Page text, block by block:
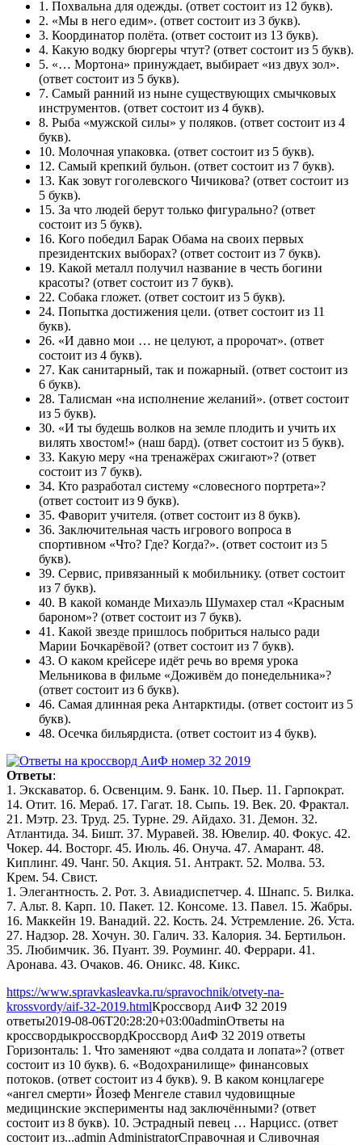
1. Похвальна для одежды. (ответ состоит из 12 букв).
2. «Мы в него едим». (ответ состоит из 3 букв).
3. Координатор полёта. (ответ состоит из 13 букв).
4. Какую водку бюргеры чтут? (ответ состоит из 5 букв).
5. «… Мортона» принуждает, выбирает «из двух зол».
(ответ состоит из 5 букв).
7. Самый ранний из ныне существующих смычковых
инструментов. (ответ состоит из 4 букв).
8. Рыба «мужской силы» у поляков. (ответ состоит из 4
букв).
10. Молочная упаковка. (ответ состоит из 5 букв).
12. Самый крепкий бульон. (ответ состоит из 7 букв).
13. Как зовут гоголевского Чичикова? (ответ состоит из
5 букв).
15. За что людей берут только фигурально? (ответ
состоит из 5 букв).
16. Кого победил Барак Обама на своих первых
президентских выборах? (ответ состоит из 7 букв).
19. Какой металл получил название в честь богини
красоты? (ответ состоит из 7 букв).
22. Собака гложет. (ответ состоит из 5 букв).
24. Попытка достижения цели. (ответ состоит из 11
букв).
26. «И давно мои … не целуют, а пророчат». (ответ
состоит из 4 букв).
27. Как санитарный, так и пожарный. (ответ состоит из
6 букв).
28. Талисман «на исполнение желаний». (ответ состоит
из 5 букв).
30. «И ты будешь волков на земле плодить и учить их
вилять хвостом!» (наш бард). (ответ состоит из 5 букв).
33. Какую меру «на тренажёрах сжигают»? (ответ
состоит из 7 букв).
34. Кто разработал систему «словесного портрета»?
(ответ состоит из 9 букв).
35. Фаворит учителя. (ответ состоит из 8 букв).
36. Заключительная часть игрового вопроса в
спортивном «Что? Где? Когда?». (ответ состоит из 5
букв).
39. Сервис, привязанный к мобильнику. (ответ состоит
из 7 букв).
40. В какой команде Михаэль Шумахер стал «Красным
бароном»? (ответ состоит из 7 букв).
41. Какой звезде пришлось побриться налысо ради
Марии Бочкарёвой? (ответ состоит из 7 букв).
43. О каком крейсере идёт речь во время урока
Мельникова в фильме «Доживём до понедельника»?
(ответ состоит из 6 букв).
46. Самая длинная река Антарктиды. (ответ состоит из 5
букв).
48. Осечка бильярдиста. (ответ состоит из 4 букв).
Ответы:
1. Экскаватор. 6. Освенцим. 9. Банк. 10. Пьер. 11. Гарпократ.
14. Отит. 16. Мераб. 17. Гагат. 18. Сыпь. 19. Век. 20. Фрактал.
21. Мэтр. 23. Труд. 25. Турне. 29. Айдахо. 31. Демон. 32.
Атлантида. 34. Бишт. 37. Муравей. 38. Ювелир. 40. Фокус. 42.
Чокер. 44. Восторг. 45. Июль. 46. Онуча. 47. Амарант. 48.
Киплинг. 49. Чанг. 50. Акция. 51. Антракт. 52. Молва. 53.
Крем. 54. Свист.
1. Элегантность. 2. Рот. 3. Авиадиспетчер. 4. Шнапс. 5. Вилка.
7. Альт. 8. Карп. 10. Пакет. 12. Консоме. 13. Павел. 15. Жабры.
16. Маккейн 19. Ванадий. 22. Кость. 24. Устремление. 26. Уста.
27. Надзор. 28. Хочун. 30. Галич. 33. Калория. 34. Бертильон.
35. Любимчик. 36. Пуант. 39. Роуминг. 40. Феррари. 41.
Аронава. 43. Очаков. 46. Оникс. 48. Кикс.
https://www.spravkasleavka.ru/spravochnik/otvety-na-
krossvordy/aif-32-2019.htmlКроссворд АиФ 32 2019
ответы2019-08-06T20:28:20+03:00adminОтветы на
кроссвордыкроссвордКроссворд АиФ 32 2019 ответы
Горизонталь: 1. Что заменяют «два солдата и лопата»? (ответ
состоит из 10 букв). 6. «Водохранилище» финансовых
потоков. (ответ состоит из 4 букв). 9. В каком концлагере
«ангел смерти» Йозеф Менгеле ставил чудовищные
медицинские эксперименты над заключёнными? (ответ
состоит из 8 букв). 10. Эстрадный певец … Нарцисс. (ответ
состоит из...admin AdministratorСправочная и Сливочная